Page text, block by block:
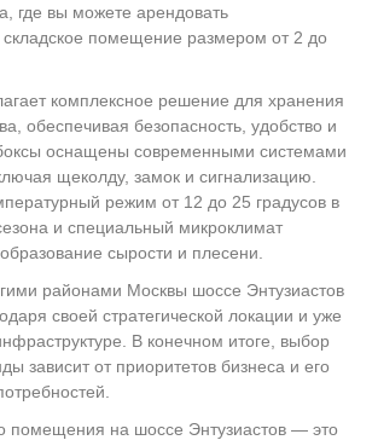
где вы можете арендовать
складское помещение размером от 2 до
комплексное решение для хранения
обеспечивая безопасность, удобство и
оснащены современными системами
щеколду, замок и сигнализацию.
режим от 12 до 25 градусов в
и специальный микроклимат
сырости и плесени.
районами Москвы шоссе Энтузиастов
своей стратегической локации и уже
В конечном итоге, выбор
зависит от приоритетов бизнеса и его
помещения на шоссе Энтузиастов — это